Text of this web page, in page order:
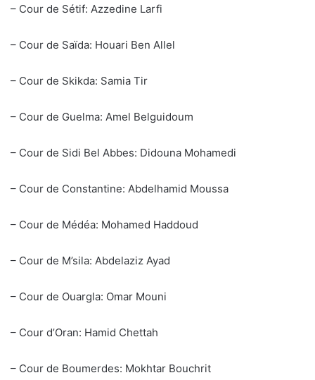
– Cour de Sétif: Azzedine Larfi
– Cour de Saïda: Houari Ben Allel
– Cour de Skikda: Samia Tir
– Cour de Guelma: Amel Belguidoum
– Cour de Sidi Bel Abbes: Didouna Mohamedi
– Cour de Constantine: Abdelhamid Moussa
– Cour de Médéa: Mohamed Haddoud
– Cour de M’sila: Abdelaziz Ayad
– Cour de Ouargla: Omar Mouni
– Cour d’Oran: Hamid Chettah
– Cour de Boumerdes: Mokhtar Bouchrit